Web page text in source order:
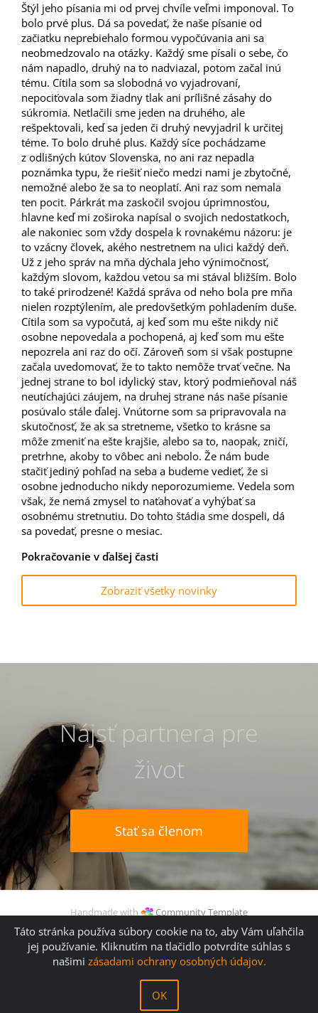
Štýl jeho písania mi od prvej chvíle veľmi imponoval. To
bolo prvé plus. Dá sa povedať, že naše písanie od
začiatku neprebiehalo formou vypočúvania ani sa
neobmedzovalo na otázky. Každý sme písali o sebe, čo
nám napadlo, druhý na to nadviazal, potom začal inú
tému. Cítila som sa slobodná vo vyjadrovaní,
nepociťovala som žiadny tlak ani prílišné zásahy do
súkromia. Netlačili sme jeden na druhého, ale
rešpektovali, keď sa jeden či druhý nevyjadril k určitej
téme. To bolo druhé plus. Každý síce pochádzame
z odlišných kútov Slovenska, no ani raz nepadla
poznámka typu, že riešiť niečo medzi nami je zbytočné,
nemožné alebo že sa to neoplatí. Ani raz som nemala
ten pocit. Párkrát ma zaskočil svojou úprimnosťou,
hlavne keď mi zoširoka napísal o svojich nedostatkoch,
ale nakoniec som vždy dospela k rovnakému názoru: je
to vzácny človek, akého nestretnem na ulici každý deň.
Už z jeho správ na mňa dýchala jeho výnimočnosť,
každým slovom, každou vetou sa mi stával bližším. Bolo
to také prirodzené! Každá správa od neho bola pre mňa
nielen rozptýlením, ale predovšetkým pohladením duše.
Cítila som sa vypočutá, aj keď som mu ešte nikdy nič
osobne nepovedala a pochopená, aj keď som mu ešte
nepozrela ani raz do očí. Zároveň som si však postupne
začala uvedomovať, že to takto nemôže trvať večne. Na
jednej strane to bol idylický stav, ktorý podmieňoval náš
neutíchajúci záujem, na druhej strane nás naše písanie
posúvalo stále ďalej. Vnútorne som sa pripravovala na
skutočnosť, že ak sa stretneme, všetko to krásne sa
môže zmeniť na ešte krajšie, alebo sa to, naopak, zničí,
pretrhne, akoby to vôbec ani nebolo. Že nám bude
stačiť jediný pohľad na seba a budeme vedieť, že si
osobne jednoducho nikdy neporozumieme. Vedela som
však, že nemá zmysel to naťahovať a vyhýbať sa
osobnému stretnutiu. Do tohto štádia sme dospeli, dá
sa povedať, presne o mesiac.
Pokračovanie v ďalšej časti
Zobraziť všetky novinky
Nájsť partnera pre
život
Stať sa členom
Handmade with
Community Template
© 2006 (kathTreff ) -2026 Gudrun Kugler
Ochrana osobných údajov
Táto stránka používa súbory cookie na to, aby Vám uľahčila
jej používanie. Kliknutím na tlačidlo potvrdíte súhlas s
našimi zásadami ochrany osobných údajov.
OK